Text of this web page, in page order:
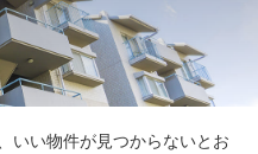
いい物件が見つからないとお